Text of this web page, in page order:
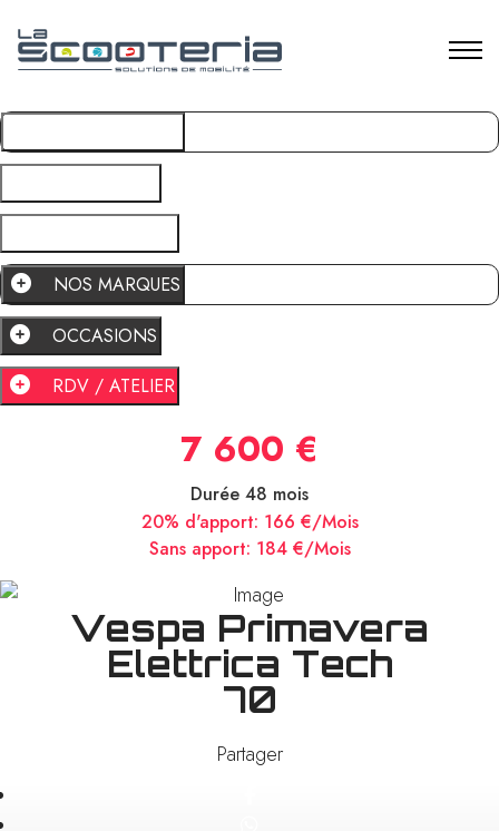
NOS MARQUES
OCCASIONS
RDV / ATELIER
7 600 €
Durée 48 mois
20% d'apport: 166 €/Mois
Sans apport: 184 €/Mois
Vespa Primavera
Elettrica Tech
70
Partager